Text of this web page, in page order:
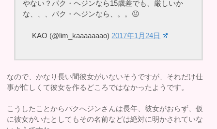
やない？パク・ヘジンなら15歳差でも、厳しいか
な、、、パク・ヘジンなら、。。😐
— KAO (@lim_kaaaaaaao) 2017年1月24日
なので、かなり長い間彼女がいないそうですが、それだけ仕
事が忙しくて彼女を作るどころではなかったようです。
こうしたことからパクへジンさんは長年、彼女がおらず、仮
に彼女がいたとしてもその名前などは絶対に明かされていな